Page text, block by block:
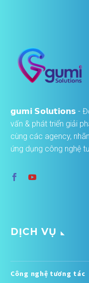
𝗴𝘂𝗺𝗶 𝗦𝗼𝗹𝘂𝘁𝗶𝗼𝗻𝘀 -
vấn & phát triển giải
cùng các agency,
ứng dụng công nghệ
DỊCH VỤ
Công nghệ tương tác